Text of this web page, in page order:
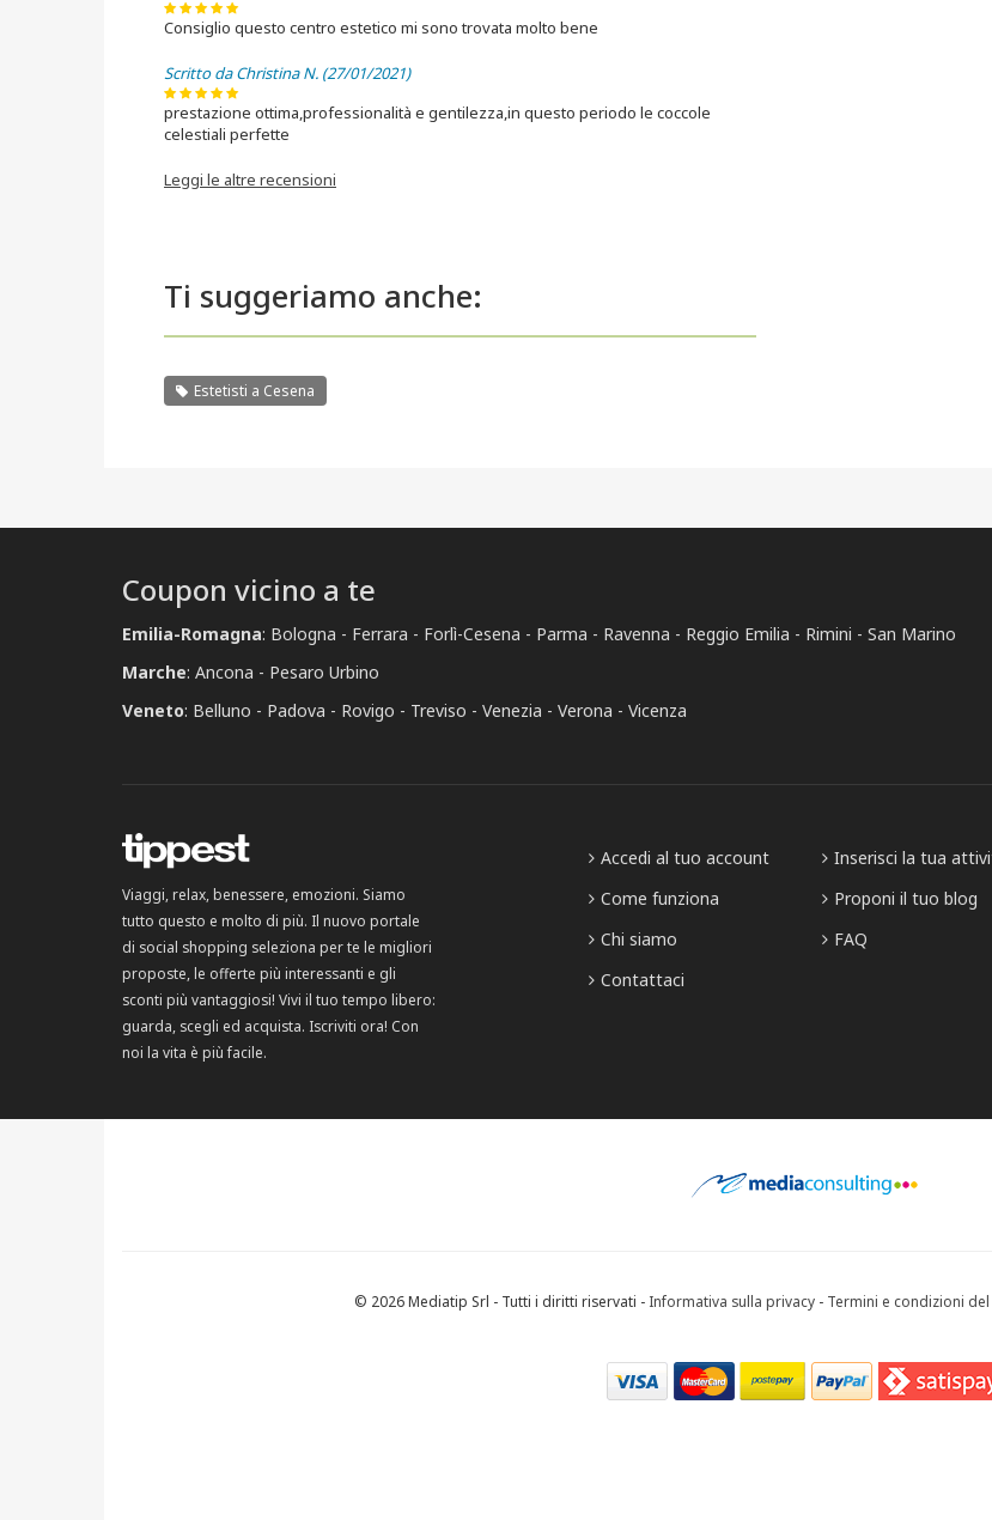
Consiglio questo centro estetico mi sono trovata molto bene
Scritto da Christina N. (27/01/2021)
prestazione ottima,professionalità e gentilezza,in questo periodo le coccole
celestiali perfette
Leggi le altre recensioni
Ti suggeriamo anche:
Estetisti a Cesena
Coupon vicino a te
Emilia-Romagna: Bologna Ferrara Forlì-Cesena Parma Ravenna Reggio Emilia Rimini
San Marino
Marche: Ancona
Pesaro Urbino
Veneto: Belluno Padova Rovigo Treviso Venezia Verona Vicenza
Viaggi, relax, benessere, emozioni. Siamo
tutto questo e molto di più. Il nuovo portale
di social shopping seleziona per te le migliori
proposte, le offerte più interessanti e gli
sconti più vantaggiosi! Vivi il tuo tempo libero:
guarda, scegli ed acquista. Iscriviti ora! Con
noi la vita è più facile.
Accedi al tuo account
Come funziona
Chi siamo
Contattaci
Inserisci la tua
Proponi il tuo blog
FAQ
© 2026 Mediatip Srl - Tutti i diritti riservati - Informativa sulla privacy - Termini e condizioni